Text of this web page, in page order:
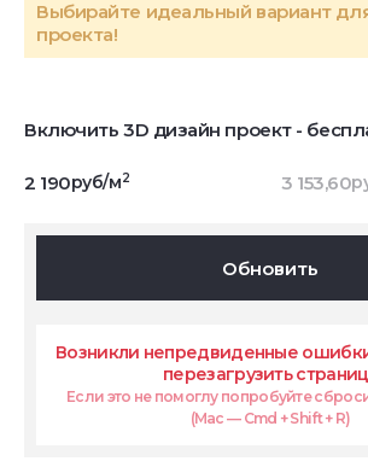
Выбирайте идеальный вариант
проекта!
Включить 3D дизайн проект -
2 190руб/м2 3 153,60
Обновить
Возникли непредвиденные
перезагрузить
Если это не помоглу попробуйте
(Mac — Cmd + Shift + R)